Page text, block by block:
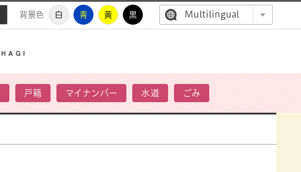
背景色 白 青 黄 黒 Multilingual
戸籍 マイナンバー 水道 ごみ